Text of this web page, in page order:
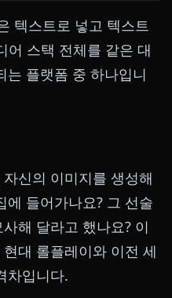
텍스트로 넣고 텍스트
어 스택 전체를 같은 대
는 플랫폼 중 하나입니
신의 이미지를 생성해
에 들어가나요? 그 선술
해 달라고 했나요? 이
대 롤플레이와 이전 세
차입니다.